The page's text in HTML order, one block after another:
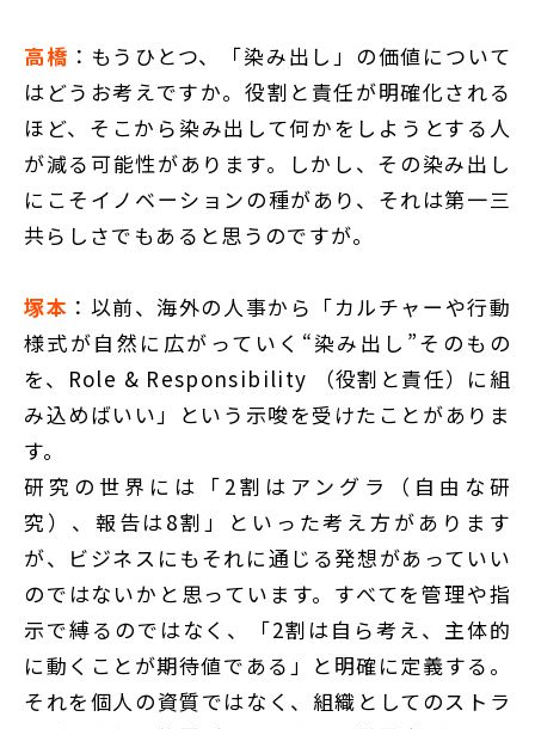
高橋 ：もうひとつ、「染み出し」の価値について
はどうお考えですか。役割と責任が明確化される
ほど、そこから染み出して何かをしようとする人
が減る可能性があります。しかし、その染み出し
にこそイノベーションの種があり、それは第一三
共らしさでもあると思うのですが。
塚本 ：以前、海外の人事から「カルチャーや行動
様式が自然に広がっていく“染み出し”そのもの
を、Role & Responsibility （役割と責任）に組
み込めばいい」という示唆を受けたことがありま
す。
研究の世界には「2割はアングラ（自由な研
究）、報告は8割」といった考え方があります
が、ビジネスにもそれに通じる発想があっていい
のではないかと思っています。すべてを管理や指
示で縛るのではなく、「2割は自ら考え、主体的
に動くことが期待値である」と明確に定義する。
それを個人の資質ではなく、組織としてのストラ